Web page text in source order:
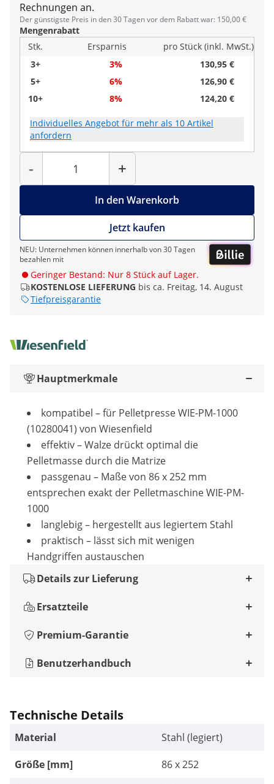
Rechnungen an.
Der günstigste Preis in den 30 Tagen vor dem Rabatt war: 150,00 €
Mengenrabatt
Stk.
Ersparnis
pro Stück (inkl. MwSt.)
3+
3%
130,95 €
5+
6%
126,90 €
10+
8% 124,20 €
Individuelles Angebot für mehr als 10 Artikel
anfordern
-
Menge
+
In den Warenkorb
Jetzt kaufen
NEU: Unternehmen können innerhalb von 30 Tagen
bezahlen mit
Geringer Bestand: Nur 8 Stück auf Lager.
KOSTENLOSE LIEFERUNG bis ca. Freitag, 14. August
Tiefpreisgarantie
Hauptmerkmale
kompatibel – für Pelletpresse WIE-PM-1000
(10280041) von Wiesenfield
effektiv – Walze drückt optimal die
Pelletmasse durch die Matrize
passgenau – Maße von 86 x 252 mm
entsprechen exakt der Pelletmaschine WIE-PM-
1000
langlebig – hergestellt aus legiertem Stahl
praktisch – lässt sich mit wenigen
Handgriffen austauschen
Details zur Lieferung
Ersatzteile
Premium-Garantie
Benutzerhandbuch
Technische Details
Material
Stahl (legiert)
Größe [mm]
86 x 252